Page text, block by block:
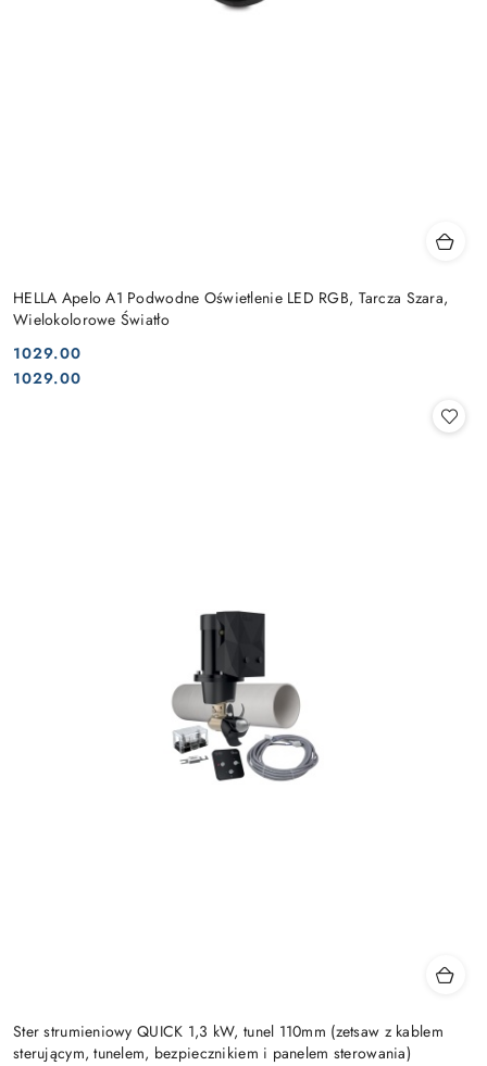
HELLA Apelo A1 Podwodne Oświetlenie LED RGB, Tarcza Szara,
Wielokolorowe Światło
Cena:
1029.00
Cena:
1029.00
Ster strumieniowy QUICK 1,3 kW, tunel 110mm (zetsaw z kablem
sterującym, tunelem, bezpiecznikiem i panelem sterowania)